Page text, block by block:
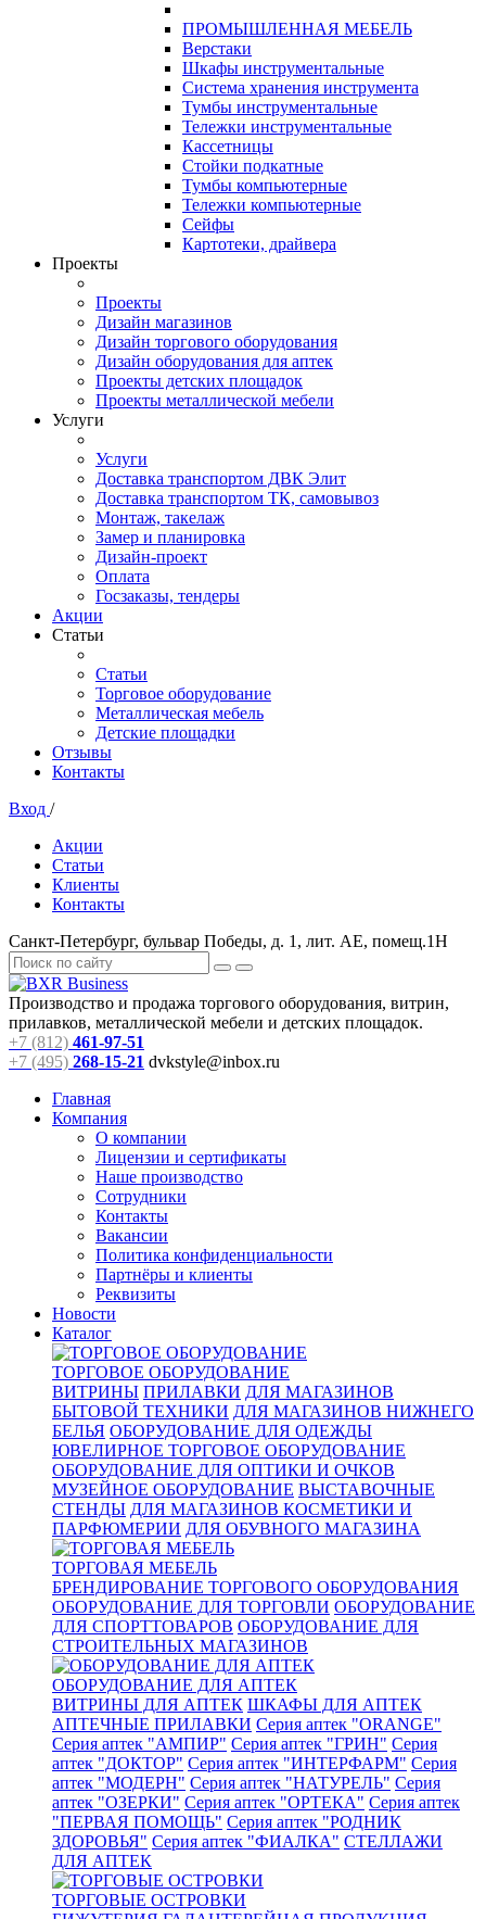
ПРОМЫШЛЕННАЯ МЕБЕЛЬ
Верстаки
Шкафы инструментальные
Система хранения инструмента
Тумбы инструментальные
Тележки инструментальные
Кассетницы
Стойки подкатные
Тумбы компьютерные
Тележки компьютерные
Сейфы
Картотеки, драйвера
Проекты
Проекты
Дизайн магазинов
Дизайн торгового оборудования
Дизайн оборудования для аптек
Проекты детских площадок
Проекты металлической мебели
Услуги
Услуги
Доставка транспортом ДВК Элит
Доставка транспортом ТК, самовывоз
Монтаж, такелаж
Замер и планировка
Дизайн-проект
Оплата
Госзаказы, тендеры
Акции
Статьи
Статьи
Торговое оборудование
Металлическая мебель
Детские площадки
Отзывы
Контакты
Вход /
Акции
Статьи
Клиенты
Контакты
Санкт-Петербург, бульвар Победы, д. 1, лит. АЕ, помещ.1Н
Производство и продажа торгового оборудования, витрин,
прилавков, металлической мебели и детских площадок.
+7 (812) 461-97-51
+7 (495) 268-15-21 dvkstyle@inbox.ru
Главная
Компания
О компании
Лицензии и сертификаты
Наше производство
Сотрудники
Контакты
Вакансии
Политика конфиденциальности
Партнёры и клиенты
Реквизиты
Новости
Каталог
ТОРГОВОЕ ОБОРУДОВАНИЕ
ВИТРИНЫ ПРИЛАВКИ ДЛЯ МАГАЗИНОВ
БЫТОВОЙ ТЕХНИКИ ДЛЯ МАГАЗИНОВ НИЖНЕГО
БЕЛЬЯ ОБОРУДОВАНИЕ ДЛЯ ОДЕЖДЫ
ЮВЕЛИРНОЕ ТОРГОВОЕ ОБОРУДОВАНИЕ
ОБОРУДОВАНИЕ ДЛЯ ОПТИКИ И ОЧКОВ
МУЗЕЙНОЕ ОБОРУДОВАНИЕ ВЫСТАВОЧНЫЕ
СТЕНДЫ ДЛЯ МАГАЗИНОВ КОСМЕТИКИ И
ПАРФЮМЕРИИ ДЛЯ ОБУВНОГО МАГАЗИНА
ТОРГОВАЯ МЕБЕЛЬ
БРЕНДИРОВАНИЕ ТОРГОВОГО ОБОРУДОВАНИЯ
ОБОРУДОВАНИЕ ДЛЯ ТОРГОВЛИ ОБОРУДОВАНИЕ
ДЛЯ СПОРТТОВАРОВ ОБОРУДОВАНИЕ ДЛЯ
СТРОИТЕЛЬНЫХ МАГАЗИНОВ
ОБОРУДОВАНИЕ ДЛЯ АПТЕК
ВИТРИНЫ ДЛЯ АПТЕК ШКАФЫ ДЛЯ АПТЕК
АПТЕЧНЫЕ ПРИЛАВКИ Серия аптек "ORANGE"
Серия аптек "АМПИР" Серия аптек "ГРИН" Серия
аптек "ДОКТОР" Серия аптек "ИНТЕРФАРМ" Серия
аптек "МОДЕРН" Серия аптек "НАТУРЕЛЬ" Серия
аптек "ОЗЕРКИ" Серия аптек "ОРТЕКА" Серия аптек
"ПЕРВАЯ ПОМОЩЬ" Серия аптек "РОДНИК
ЗДОРОВЬЯ" Серия аптек "ФИАЛКА" СТЕЛЛАЖИ
ДЛЯ АПТЕК
ТОРГОВЫЕ ОСТРОВКИ